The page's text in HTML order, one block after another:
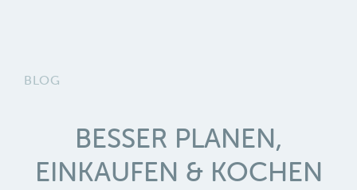
BLOG
BESSER PLANEN,
EINKAUFEN & KOCHEN